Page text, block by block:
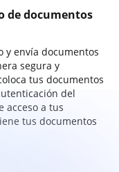
de documentos
y envía documentos
segura y
tus documentos
del
acceso a tus
tus documentos